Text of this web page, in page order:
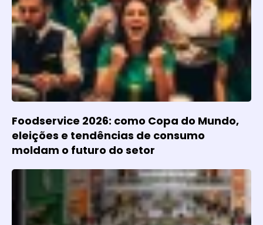
Foodservice 2026: como Copa do Mundo,
eleições e tendências de consumo
moldam o futuro do setor